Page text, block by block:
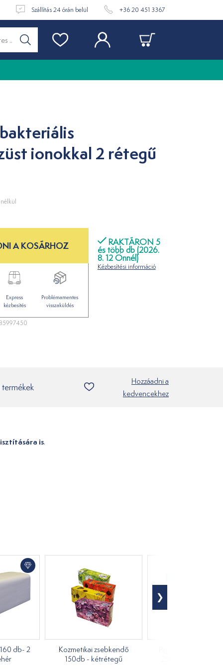
Szállítás 24 órán belül +36 20 451 3367
ionokkal 2 rétegű
RAKTÁRON 5
és több db (2026.
8. 12 Önnél)
Kézbesítési információ
A KOSÁRHOZ
Express
kézbesítés
Problémamentes
visszaküldés
Hozzáadni a
kedvencekhez
is.
db- 2
Kozmetikai zsebkendő
150db - kétrétegű